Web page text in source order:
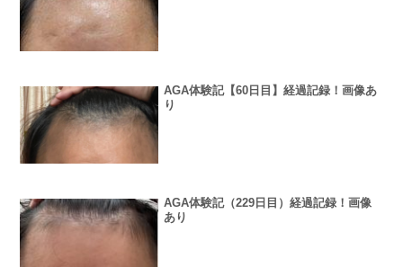
AGA体験記【60日目】経過記録！画像あ
り
AGA体験記（229日目）経過記録！画像
あり